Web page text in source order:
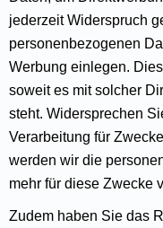
jederzeit Widerspruch
personenbezogenen
Werbung einlegen.
soweit es mit solcher
steht. Widersprechen
Verarbeitung für
werden wir die
mehr für diese Zwecke
Zudem haben Sie das